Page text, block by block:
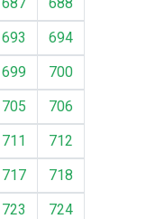
693
694
699
700
705
706
711
712
717
718
723
724